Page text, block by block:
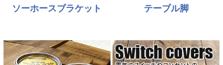
ソーホースブラケット テーブル脚